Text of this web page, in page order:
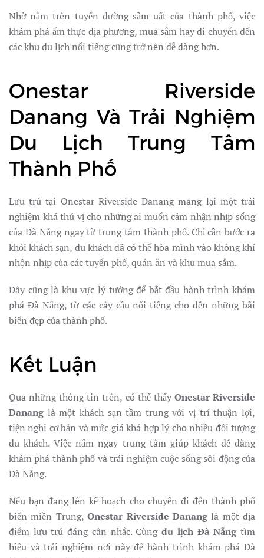
Nhờ nằm trên tuyến đường sầm uất của thành phố, việc
khám phá ẩm thực địa phương, mua sắm hay di chuyển đến
các khu du lịch nổi tiếng cũng trở nên dễ dàng hơn.
Onestar Riverside
Danang Và Trải Nghiệm
Du Lịch Trung Tâm
Thành Phố
Lưu trú tại Onestar Riverside Danang mang lại một trải
nghiệm khá thú vị cho những ai muốn cảm nhận nhịp sống
của Đà Nẵng ngay từ trung tâm thành phố. Chỉ cần bước ra
khỏi khách sạn, du khách đã có thể hòa mình vào không khí
nhộn nhịp của các tuyến phố, quán ăn và khu mua sắm.
Đây cũng là khu vực lý tưởng để bắt đầu hành trình khám
phá Đà Nẵng, từ các cây cầu nổi tiếng cho đến những bãi
biển đẹp của thành phố.
Kết Luận
Qua những thông tin trên, có thể thấy Onestar Riverside
Danang là một khách sạn tầm trung với vị trí thuận lợi,
tiện nghi cơ bản và mức giá khá hợp lý cho nhiều đối tượng
du khách. Việc nằm ngay trung tâm giúp khách dễ dàng
khám phá thành phố và trải nghiệm cuộc sống sôi động của
Đà Nẵng.
Nếu bạn đang lên kế hoạch cho chuyến đi đến thành phố
biển miền Trung,Onestar Riverside Dananglà một địa
điểm lưu trú đáng cân nhắc. Cùngdu lịch Đà Nẵng tìm
hiểu và trải nghiệm nơi này để hành trình khám phá Đà